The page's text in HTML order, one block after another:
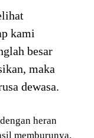
kami
besar
maka
dewasa.
heran
memburunya.